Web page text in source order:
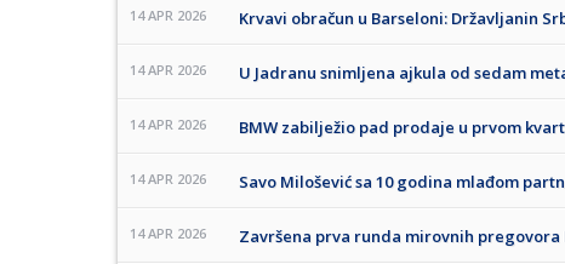
14 APR 2026 Krvavi obračun u Barseloni: Državljanin
14 APR 2026 U Jadranu snimljena ajkula od sedam
14 APR 2026 BMW zabilježio pad prodaje u prvom
14 APR 2026 Savo Milošević sa 10 godina mlađom
14 APR 2026 Završena prva runda mirovnih pregovora